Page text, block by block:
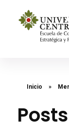
Inicio »